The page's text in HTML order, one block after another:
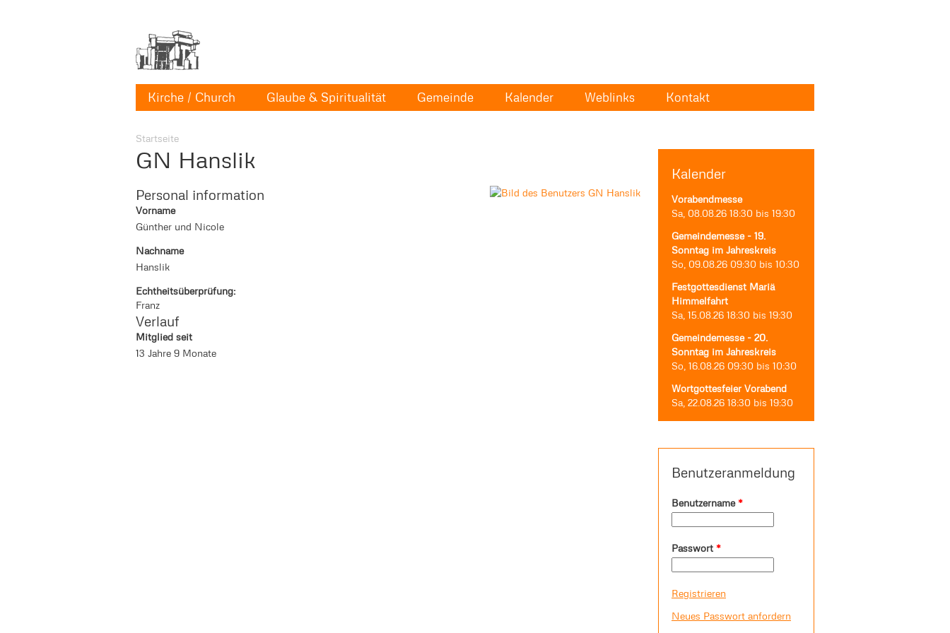
Kirche / Church Glaube & Spiritualität Gemeinde Kalender Weblinks Kontakt
Startseite
Kalender
Vorabendmesse
Sa, 08.08.26 18:30 bis 19:30
Gemeindemesse - 19.
Sonntag im Jahreskreis
So, 09.08.26 09:30 bis 10:30
Festgottesdienst Mariä
Himmelfahrt
Sa, 15.08.26 18:30 bis 19:30
Gemeindemesse - 20.
Sonntag im Jahreskreis
So, 16.08.26 09:30 bis 10:30
Wortgottesfeier Vorabend
Sa, 22.08.26 18:30 bis 19:30
Benutzeranmeldung
Benutzername *
Passwort *
Registrieren
Neues Passwort anfordern
GN Hanslik
Personal information
Vorname
Günther und Nicole
Nachname
Hanslik
Echtheitsüberprüfung:
Franz
Verlauf
Mitglied seit
13 Jahre 9 Monate